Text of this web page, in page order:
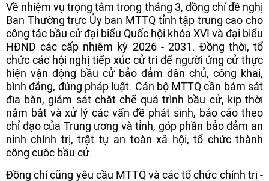
Về nhiệm vụ trọng tâm trong tháng 3, đồng chí đề nghị
Ban Thường trực Ủy ban MTTQ tỉnh tập trung cao cho
công tác bầu cử đại biểu Quốc hội khóa XVI và đại biểu
HĐND các cấp nhiệm kỳ 2026 - 2031. Đồng thời, tổ
chức các hội nghị tiếp xúc cử tri để người ứng cử thực
hiện vận động bầu cử bảo đảm dân chủ, công khai,
bình đẳng, đúng pháp luật. Cán bộ MTTQ cần bám sát
địa bàn, giám sát chặt chẽ quá trình bầu cử, kịp thời
nắm bắt và xử lý các vấn đề phát sinh, báo cáo theo
chỉ đạo của Trung ương và tỉnh, góp phần bảo đảm an
ninh chính trị, trật tự an toàn xã hội, tổ chức thành
công cuộc bầu cử.
Đồng chí cũng yêu cầu MTTQ và các tổ chức chính trị -